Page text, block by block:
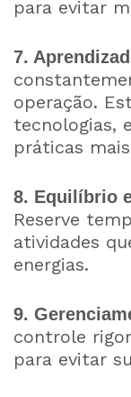
para evitar
7.
operação.
tecnologias,
práticas
8. Equilíbrio
Reserve
atividades
energias.
9.
controle
para evitar